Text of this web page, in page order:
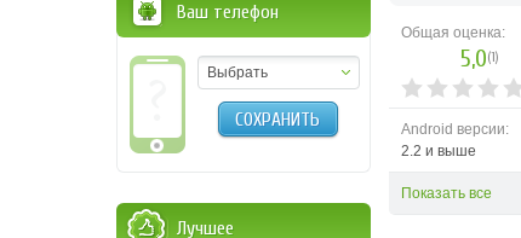
Общая оценка:
5,0(1)
Android версии:
2.2 и выше
Показать все
Ваш телефон
Выбрать
СОХРАНИТЬ
Лучшее